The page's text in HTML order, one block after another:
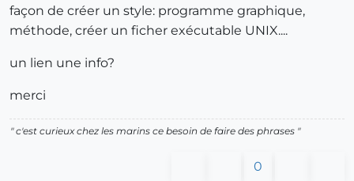
façon de créer un style: programme graphique,
méthode, créer un ficher exécutable UNIX....
un lien une info?
merci
" c'est curieux chez les marins ce besoin de faire des phrases "
0